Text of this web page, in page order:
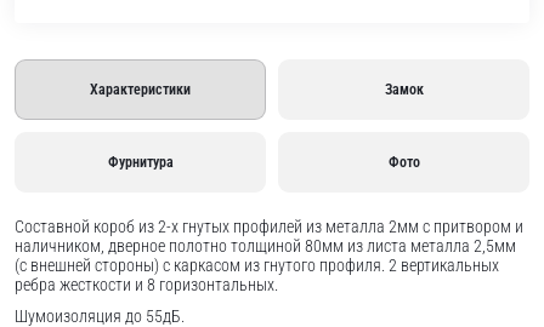
Характеристики Замок
Фурнитура Фото
Составной короб из 2-х гнутых профилей из металла 2мм с притвором и
наличником, дверное полотно толщиной 80мм из листа металла 2,5мм
(с внешней стороны) c каркасом из гнутого профиля. 2 вертикальных
ребра жесткости и 8 горизонтальных.
Шумоизоляция до 55дБ.